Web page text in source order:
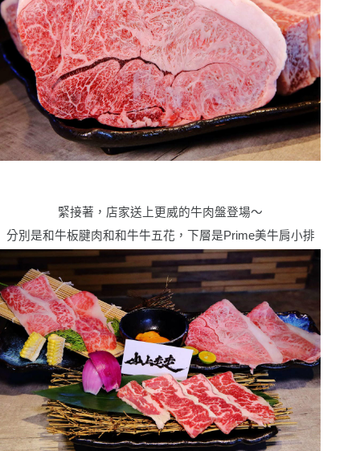
緊接著，店家送上更威的牛肉盤登場〜
分別是和牛板腱肉和和牛牛五花，下層是Prime美牛肩小排